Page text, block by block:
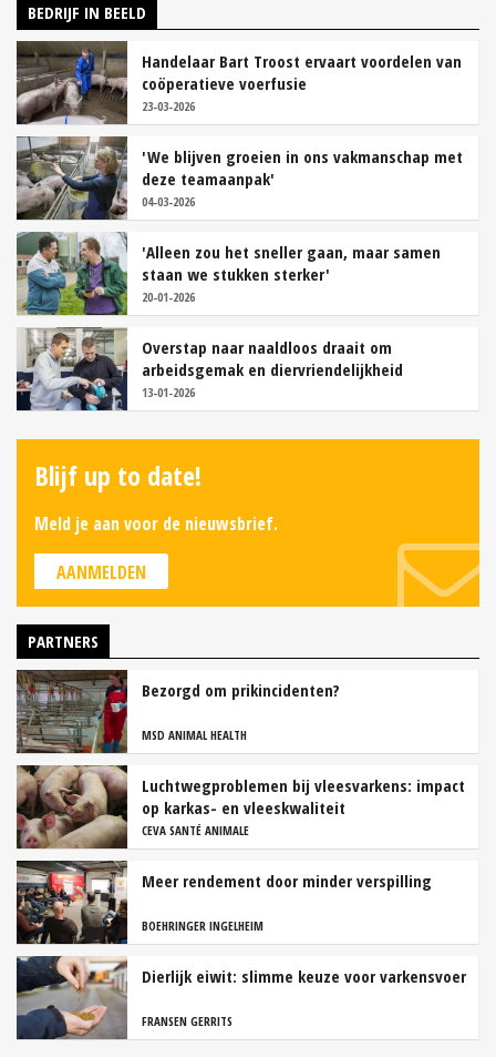
BEDRIJF IN BEELD
Handelaar Bart Troost ervaart voordelen van
coöperatieve voerfusie
23-03-2026
'We blijven groeien in ons vakmanschap met
deze teamaanpak'
04-03-2026
'Alleen zou het sneller gaan, maar samen
staan we stukken sterker'
20-01-2026
Overstap naar naaldloos draait om
arbeidsgemak en diervriendelijkheid
13-01-2026
Blijf up to date!
Meld je aan voor de nieuwsbrief.
AANMELDEN
PARTNERS
Bezorgd om prikincidenten?
MSD ANIMAL HEALTH
Luchtwegproblemen bij vleesvarkens: impact
op karkas- en vleeskwaliteit
CEVA SANTÉ ANIMALE
Meer rendement door minder verspilling
BOEHRINGER INGELHEIM
Dierlijk eiwit: slimme keuze voor varkensvoer
FRANSEN GERRITS